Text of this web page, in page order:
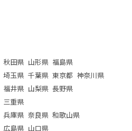
秋田県 山形県 福島県
埼玉県 千葉県 東京都 神奈川県
福井県 山梨県 長野県
三重県
兵庫県 奈良県 和歌山県
広島県 山口県